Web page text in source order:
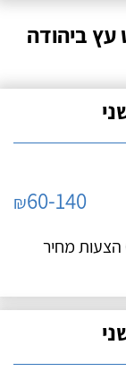
ביהודה
₪60-140